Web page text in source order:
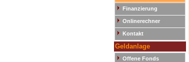
Finanzierung
Onlinerechner
Kontakt
Geldanlage
Offene Fonds